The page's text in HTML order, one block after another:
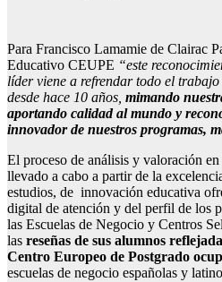
Para Francisco Lamamie de Clairac
Educativo CEUPE “este
líder viene a refrendar todo el trabajo
desde hace 10 años, mimando
aportando calidad al mundo y
innovador de nuestros programas,
El proceso de análisis y valoración
llevado a cabo a partir de la
estudios, de innovación educativa
digital de atención y del perfil de los
las Escuelas de Negocio y Centros
las reseñas de sus alumnos
Centro Europeo de Postgrado
escuelas de negocio españolas y